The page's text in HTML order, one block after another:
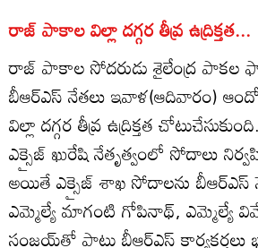
రాజ్ పాకాల విల్లా దగ్గర తీవ్ర ఉద్రిక్తత...
రాజ్ పాకాల సోదరుడు శైలేంద్ర పాకల
బీఆర్ఎస్ నేతలు ఇవాళ(ఆదివారం)
విల్లా దగ్గర తీవ్ర ఉద్రిక్తత
ఎక్సైజ్ ఖురేషి నేతృత్వంలో సోదాలు
అయితే ఎక్సైజ్ శాఖ సోదాలను బీఆర్ఎస్
ఎమ్మెల్యే మాగంటి గోపినాథ్, ఎమ్మెల్యే
సంజయ్‌తో పాటు బీఆర్‌ఎస్ కార్యకర్తలు